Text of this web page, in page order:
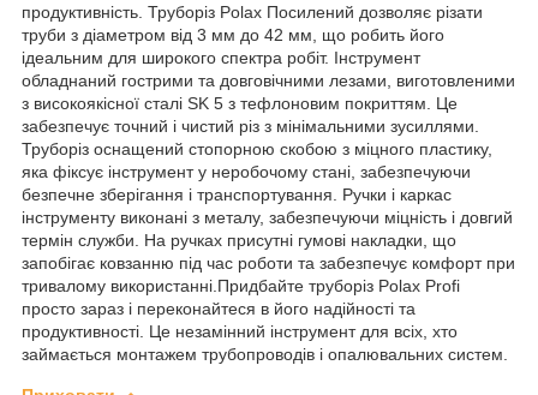
продуктивність. Труборіз Polax Посилений дозволяє різати
труби з діаметром від 3 мм до 42 мм, що робить його
ідеальним для широкого спектра робіт. Інструмент
обладнаний гострими та довговічними лезами, виготовленими
з високоякісної сталі SK 5 з тефлоновим покриттям. Це
забезпечує точний і чистий різ з мінімальними зусиллями.
Труборіз оснащений стопорною скобою з міцного пластику,
яка фіксує інструмент у неробочому стані, забезпечуючи
безпечне зберігання і транспортування. Ручки і каркас
інструменту виконані з металу, забезпечуючи міцність і довгий
термін служби. На ручках присутні гумові накладки, що
запобігає ковзанню під час роботи та забезпечує комфорт при
тривалому використанні.Придбайте труборіз Polax Profi
просто зараз і переконайтеся в його надійності та
продуктивності. Це незамінний інструмент для всіх, хто
займається монтажем трубопроводів і опалювальних систем.